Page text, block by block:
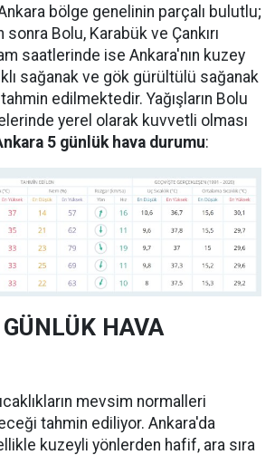
bölge genelinin parçalı bulutlu;
Bolu, Karabük ve Çankırı
saatlerinde ise Ankara'nın kuzey
sağanak ve gök gürültülü sağanak
edilmektedir. Yağışların Bolu
yerel olarak kuvvetli olması
5 günlük hava durumu:
HAVA
mevsim normalleri
tahmin ediliyor. Ankara'da
kuzeyli yönlerden hafif, ara sıra